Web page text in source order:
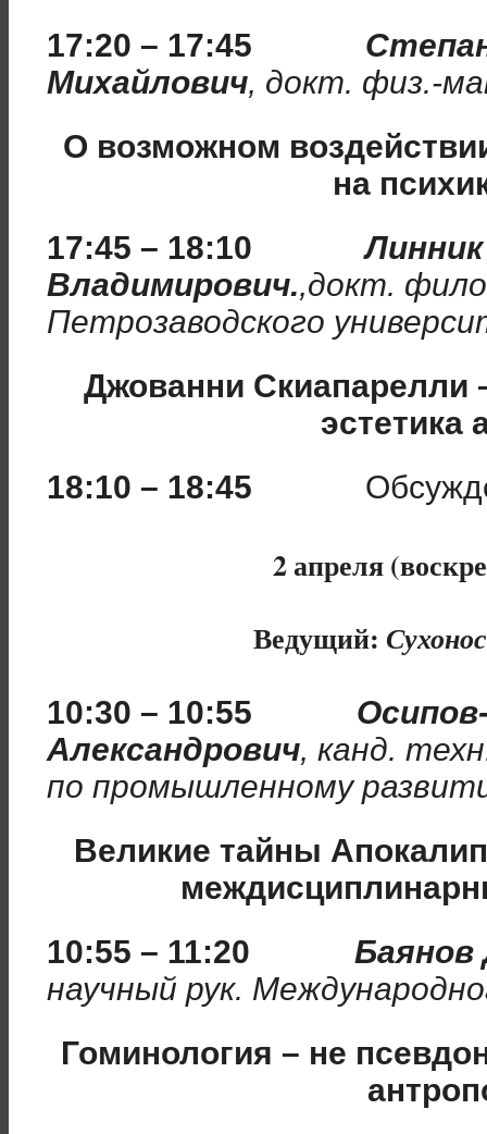
17:20 – 17:45
Михайлович, докт. физ.-
О возможном
на
17:45 – 18:10
Владимирович.,докт.
Петрозаводского
Джованни Скиапарелли
эстетика
18:10 – 18:45
2 апреля
Ведущий:
10:30 – 10:55
Александрович, канд.
по промышленному
Великие тайны
10:55 – 11:20
научный рук.
Гоминология – не